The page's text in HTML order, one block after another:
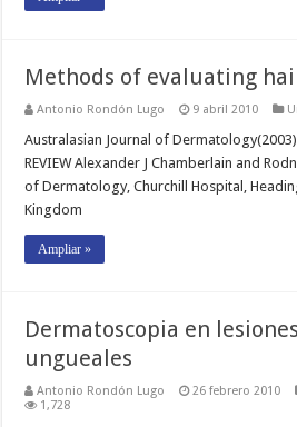
Methods of evaluating
Antonio Rondón Lugo 9 abril 2010
Australasian Journal of
REVIEW Alexander J Chamberlain and
of Dermatology, Churchill Hospital,
Kingdom
Ampliar »
Dermatoscopia en
ungueales
Antonio Rondón Lugo 26 febrero 2010
1,728